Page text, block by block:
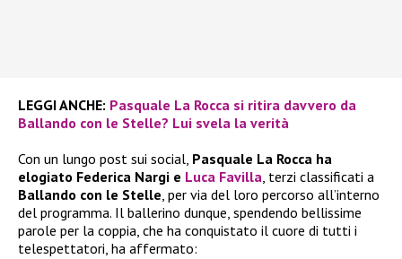
LEGGI ANCHE: Pasquale La Rocca si ritira davvero da
Ballando con le Stelle? Lui svela la verità
Con un lungo post sui social, Pasquale La Rocca ha
elogiato Federica Nargi e Luca Favilla, terzi classificati a
Ballando con le Stelle, per via del loro percorso all’interno
del programma. Il ballerino dunque, spendendo bellissime
parole per la coppia, che ha conquistato il cuore di tutti i
telespettatori, ha affermato: